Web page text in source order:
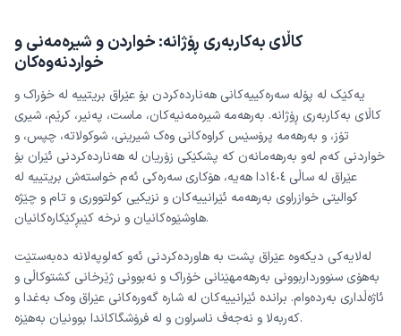
کاڵای بەکاربەری ڕۆژانە: خواردن و شیرەمەنی و
خواردنەوەکان
یەکێک لە پۆلە سەرەکییەکانی هەناردەکردن بۆ عێراق بریتییە لە خۆراک و
کاڵای بەکاربەری ڕۆژانە. بەرهەمە شیرەمەنیەکان، ماست، پەنیر، کرێم، شیری
تۆز، و بەرهەمە پرۆسێس کراوەکانی وەک شیرینی، شوکولاتە، چپس، و
خواردنی کەم لەو بەرهەمانەن کە پشکێکی زۆریان لە هەناردەکردنی ئێران بۆ
عێراق لە ساڵی ١٤٠٤دا هەیە، هۆکاری سەرەکی ئەم خواستەش بریتییە لە
کوالیتی خوازراوی بەرهەمە ئێرانییەکان و نزیکیی کولتووری و تام و چێژە
هاوشێوەکانیان و نرخە کێبڕکێکارەکانیان.
لەلایەکی دیکەوە عێراق پشت بە هاوردەکردنی ئەو کەلوپەلانە دەبەستێت
بەهۆی سنوورداربوونی بەرهەمهێنانی خۆراک و نەبوونی ژێرخانی کشتوکاڵی و
ئاژەڵداری بەردەوام. براندە ئێرانییەکان لە شارە گەورەکانی عێراق وەک بەغدا و
کەربەلا و نەجەف ناسراون و لە فرۆشگاکاندا بوونیان بەهێزە.